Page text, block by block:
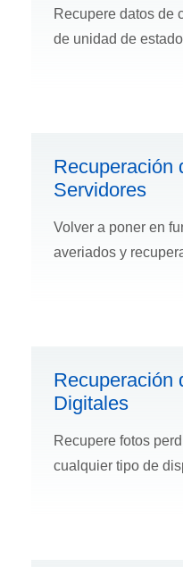
Recupere datos de
de unidad de
Recuperación
Servidores
Volver a poner en
averiados y
Recuperación
Digitales
Recupere fotos
cualquier tipo de